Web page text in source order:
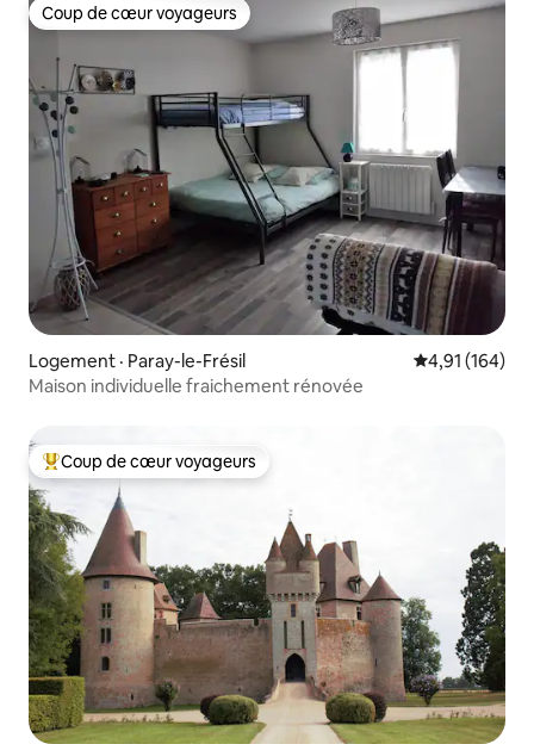
Coup de cœur voyageurs
Coup de cœur voyageurs
Logement · Paray-le-Frésil Note
4,91 (164)
Maison individuelle fraichement rénovée
Coup de cœur voyageurs parmi les plus aimés
Coup de cœur voyageurs